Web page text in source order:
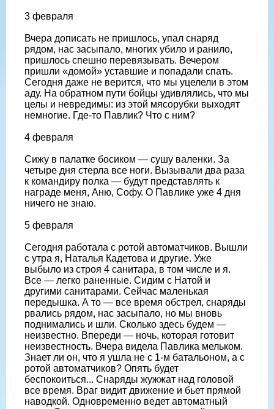
3 февраля
Вчера дописать не пришлось, упал снаряд
рядом, нас засыпало, многих убило и ранило,
пришлось спешно перевязывать. Вечером
пришли «домой» уставшие и попадали спать.
Сегодня даже не верится, что мы уцелели в этом
аду. На обратном пути бойцы удивлялись, что мы
целы и невредимы: из этой мясорубки выходят
немногие. Где-то Павлик? Что с ним?
4 февраля
Сижу в палатке босиком — сушу валенки. За
четыре дня стерла все ноги. Вызывали два раза
к командиру полка — будут представлять к
награде меня, Аню, Софу. О Павлике уже 4 дня
ничего не знаю.
5 февраля
Сегодня работала с ротой автоматчиков. Вышли
с утра я, Наталья Кадетова и другие. Уже
выбыло из строя 4 санитара, в том числе и я.
Все — легко раненные. Сидим с Натой и
другими санитарами. Сейчас маленькая
передышка. А то — все время обстрел, снаряды
рвались рядом, нас засыпало, но мы вновь
поднимались и шли. Сколько здесь будем —
неизвестно. Впереди — ночь, которая готовит
неизвестность. Вчера видела Павлика мельком.
Знает ли он, что я ушла не с 1-м батальоном, а с
ротой автоматчиков? Опять будет
беспокоиться... Снаряды жужжат над головой
все время. Враг видит движение и бьет прямой
наводкой. Одновременно ведет автоматный